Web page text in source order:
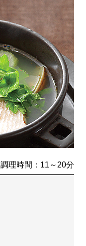
調理時間：11～20分